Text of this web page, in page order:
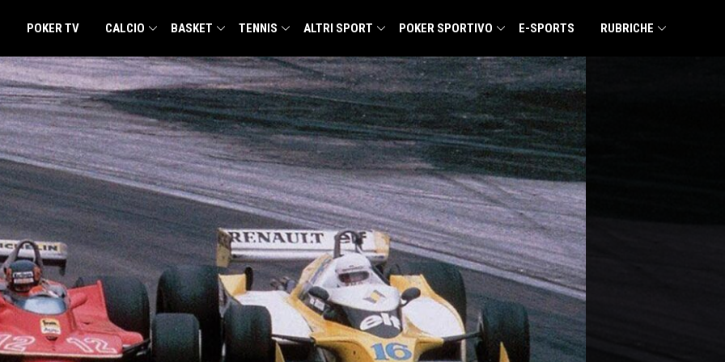
POKER TV CALCIO BASKET TENNIS ALTRI SPORT POKER SPORTIVO E-SPORTS RUBRICHE